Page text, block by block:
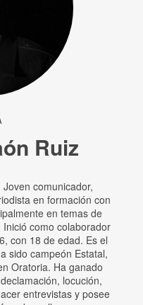
Ruiz
comunicador,
en formación con
en temas de
como colaborador
con 18 de edad. Es el
sido campeón Estatal,
Oratoria. Ha ganado
locución,
entrevistas y posee